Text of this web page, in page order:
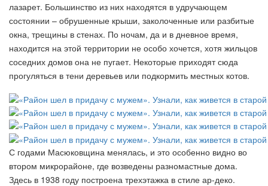
лазарет. Большинство из них находятся в удручающем
состоянии – обрушенные крыши, заколоченные или разбитые
окна, трещины в стенах. По ночам, да и в дневное время,
находится на этой территории не особо хочется, хотя жильцов
соседних домов она не пугает. Некоторые приходят сюда
прогуляться в тени деревьев или подкормить местных котов.
С годами Масюковщина менялась, и это особенно видно во
втором микрорайоне, где возведены разномастные дома.
Здесь в 1938 году построена трехэтажка в стиле ар-деко.